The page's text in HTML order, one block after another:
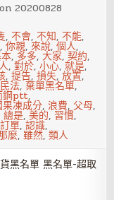
20200828
,不會,不知,不能,
,你親,來說,個人,
, 多多,大家,契約,
,對於,小心,就是,
,提告,損失,放置,
法,棄單黑名單,
鋼ptt,
果凍成分,浪費,父母,
總是,美的, 習慣,
訂單,認識,
麼,雖然,類人
黑名單 黑名單-超取